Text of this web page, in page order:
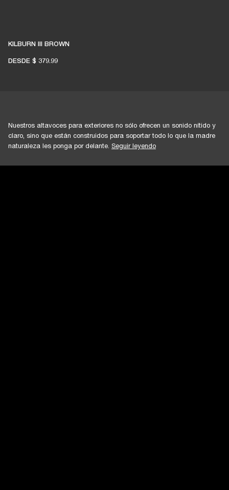
KILBURN III BROWN
DESDE $ 379.99
Nuestros altavoces para exteriores no sólo ofrecen un sonido nítido y
claro, sino que están construidos para soportar todo lo que la madre
naturaleza les ponga por delante. Seguir leyendo